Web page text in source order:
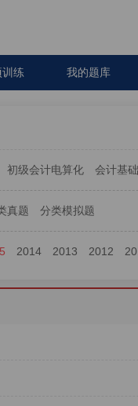
练 我的题库
初级会计电算化 会计基
真题 分类模拟题
2014 2013 2012